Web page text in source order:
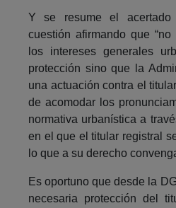
Y se resume el acertado
cuestión afirmando que
los intereses generales
protección sino que la
una actuación contra el
de acomodar los
normativa urbanística a
en el que el titular registral
lo que a su derecho
Es oportuno que desde la
necesaria protección del